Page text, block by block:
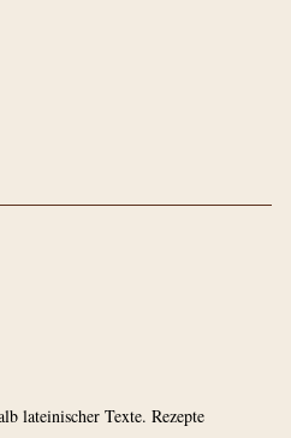
lateinischer Texte. Rezepte